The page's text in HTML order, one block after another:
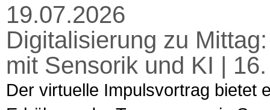
19.07.2026
Digitalisierung zu
mit Sensorik und KI |
Der virtuelle Impulsvortrag bietet